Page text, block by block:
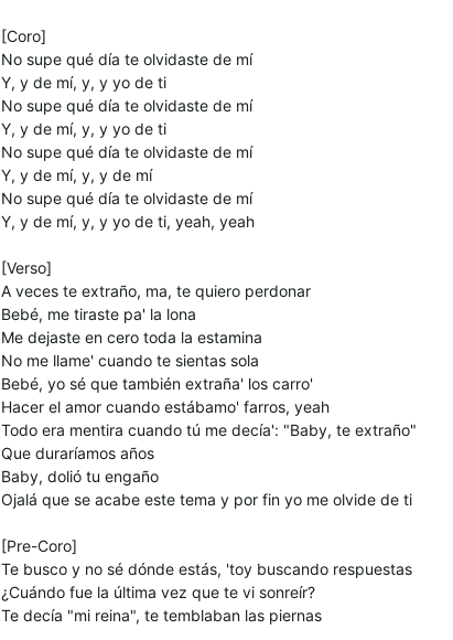
[Coro]
No supe qué día te olvidaste de mí
Y, y de mí, y, y yo de ti
No supe qué día te olvidaste de mí
Y, y de mí, y, y yo de ti
No supe qué día te olvidaste de mí
Y, y de mí, y, y de mí
No supe qué día te olvidaste de mí
Y, y de mí, y, y yo de ti, yeah, yeah
[Verso]
A veces te extraño, ma, te quiero perdonar
Bebé, me tiraste pa' la lona
Me dejaste en cero toda la estamina
No me llame' cuando te sientas sola
Bebé, yo sé que también extraña' los carro'
Hacer el amor cuando estábamo' farros, yeah
Todo era mentira cuando tú me decía': "Baby, te extraño"
Que duraríamos años
Baby, dolió tu engaño
Ojalá que se acabe este tema y por fin yo me olvide de ti
[Pre-Coro]
Te busco y no sé dónde estás, 'toy buscando respuestas
¿Cuándo fue la última vez que te vi sonreír?
Te decía "mi reina", te temblaban las piernas